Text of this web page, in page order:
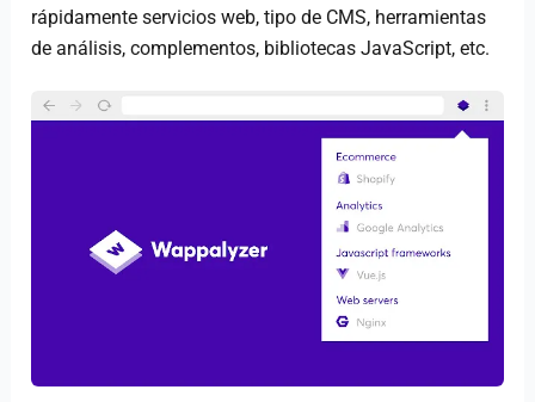
rápidamente servicios web, tipo de CMS, herramientas
de análisis, complementos, bibliotecas JavaScript, etc.